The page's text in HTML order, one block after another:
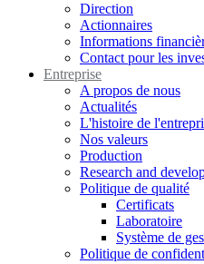
Direction
Actionnaires
Informations
Contact pour les
Entreprise
A propos de nous
Actualités
L'histoire de
Nos valeurs
Production
Research and
Politique de qualité
Certificats
Laboratoire
Système de
Politique de